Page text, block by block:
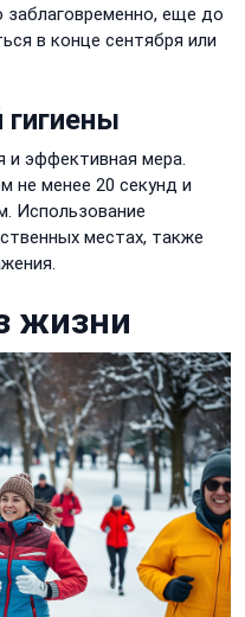
заблаговременно, еще до
в конце сентября или
и эффективная мера.
не менее 20 секунд и
Использование
местах, также
жизни